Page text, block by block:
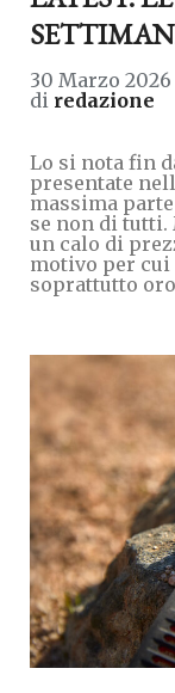
30 Marzo 2026
di redazione
Lo si nota fin
presentate
massima
se non di tutti.
un calo di
motivo per cui
soprattutto